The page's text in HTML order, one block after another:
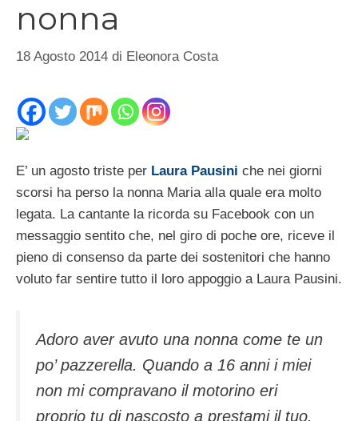
nonna
18 Agosto 2014 di Eleonora Costa
E’ un agosto triste per Laura Pausini che nei giorni
scorsi ha perso la nonna Maria alla quale era molto
legata. La cantante la ricorda su Facebook con un
messaggio sentito che, nel giro di poche ore, riceve il
pieno di consenso da parte dei sostenitori che hanno
voluto far sentire tutto il loro appoggio a Laura Pausini.
Adoro aver avuto una nonna come te un
po’ pazzerella. Quando a 16 anni i miei
non mi compravano il motorino eri
proprio tu di nascosto a prestami il tuo.